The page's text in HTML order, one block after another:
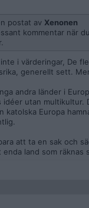
postat av Xenonen
kommentar när
i värderingar, De
generellt sett.
andra länder i
idéer utan
katolska Europa
att ta en sak och
enda land som